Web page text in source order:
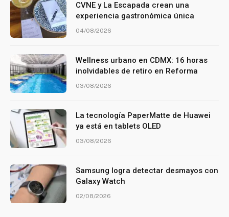
CVNE y La Escapada crean una
experiencia gastronómica única
04/08/2026
Wellness urbano en CDMX: 16 horas
inolvidables de retiro en Reforma
03/08/2026
La tecnología PaperMatte de Huawei
ya está en tablets OLED
03/08/2026
Samsung logra detectar desmayos con
Galaxy Watch
02/08/2026